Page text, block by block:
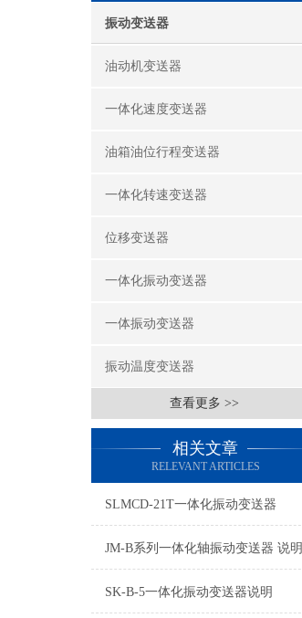
振动变送器
油动机变送器
一体化速度变送器
油箱油位行程变送器
一体化转速变送器
位移变送器
一体化振动变送器
一体振动变送器
振动温度变送器
查看更多 >>
相关文章
RELEVANT ARTICLES
SLMCD-21T一体化振动变送器
JM-B系列一体化轴振动变送器 说明
SK-B-5一体化振动变送器说明